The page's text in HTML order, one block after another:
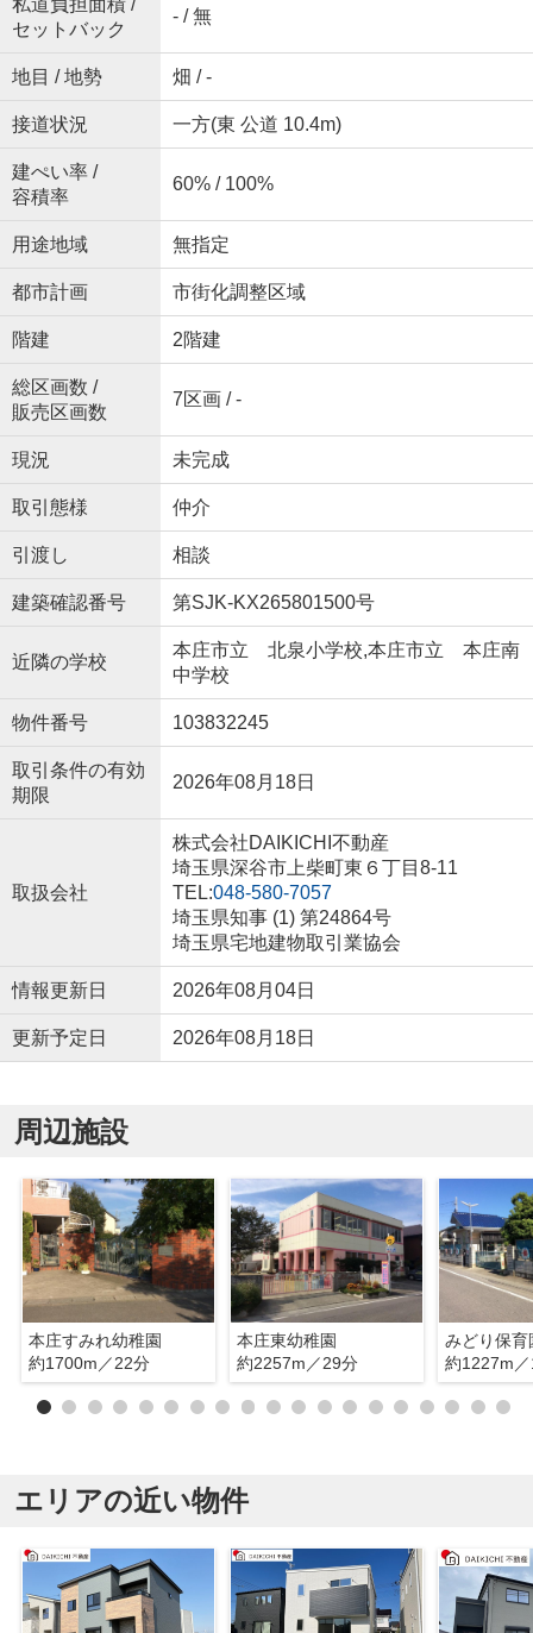
私道負担面積 /
セットバック
- / 無
地目 / 地勢 畑 / -
接道状況 一方(東 公道 10.4m)
建ぺい率 /
容積率
60% / 100%
用途地域 無指定
都市計画 市街化調整区域
階建 2階建
総区画数 /
販売区画数
7区画 / -
現況 未完成
取引態様 仲介
引渡し 相談
建築確認番号 第SJK-KX265801500号
近隣の学校
本庄市立 北泉小学校,本庄市立 本庄南
中学校
物件番号 103832245
取引条件の有効
期限
2026年08月18日
取扱会社
株式会社DAIKICHI不動産
埼玉県深谷市上柴町東６丁目8-11
TEL:048-580-7057
埼玉県知事 (1) 第24864号
埼玉県宅地建物取引業協会
情報更新日 2026年08月04日
更新予定日 2026年08月18日
周辺施設
本庄すみれ幼稚園
約1700m／22分
本庄東幼稚園
約2257m／29分
みどり保育
約1227m
エリアの近い物件